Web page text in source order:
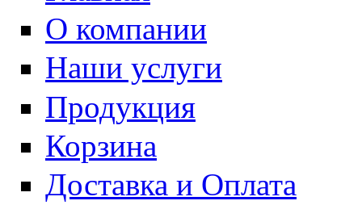
О компании
Наши услуги
Продукция
Корзина
Доставка и Оплата